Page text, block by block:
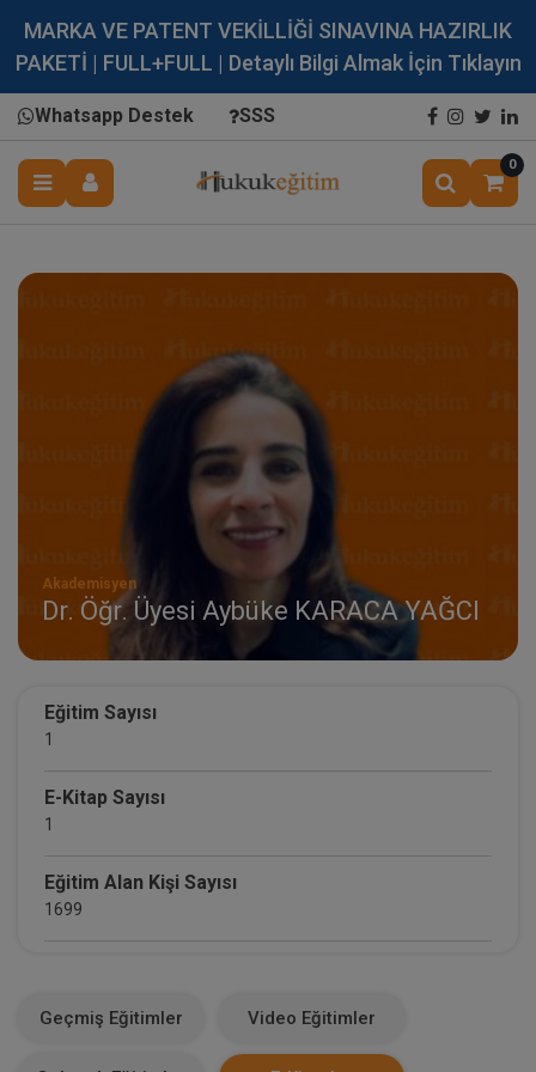
MARKA VE PATENT VEKİLLİĞİ SINAVINA HAZIRLIK
PAKETİ | FULL+FULL | Detaylı Bilgi Almak İçin Tıklayın
Whatsapp Destek SSS
0
Akademisyen
Dr. Öğr. Üyesi Aybüke KARACA YAĞCI
Eğitim Sayısı
1
E-Kitap Sayısı
1
Eğitim Alan Kişi Sayısı
1699
Geçmiş Eğitimler Video Eğitimler